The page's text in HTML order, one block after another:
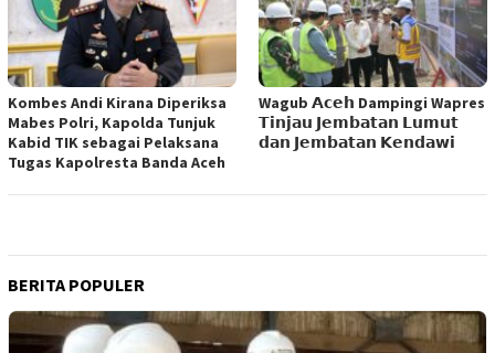
Kombes Andi Kirana Diperiksa
Mabes Polri, Kapolda Tunjuk
Kabid TIK sebagai Pelaksana
Tugas Kapolresta Banda Aceh
Wagub 𝗔𝗰𝗲𝗵 Dampingi Wapres
𝗧𝗶𝗻𝗷𝗮𝘂 𝗝𝗲𝗺𝗯𝗮𝘁𝗮𝗻 𝗟𝘂𝗺𝘂𝘁
𝗱𝗮𝗻 𝗝𝗲𝗺𝗯𝗮𝘁𝗮𝗻 𝗞𝗲𝗻𝗱𝗮𝘄𝗶
BERITA POPULER